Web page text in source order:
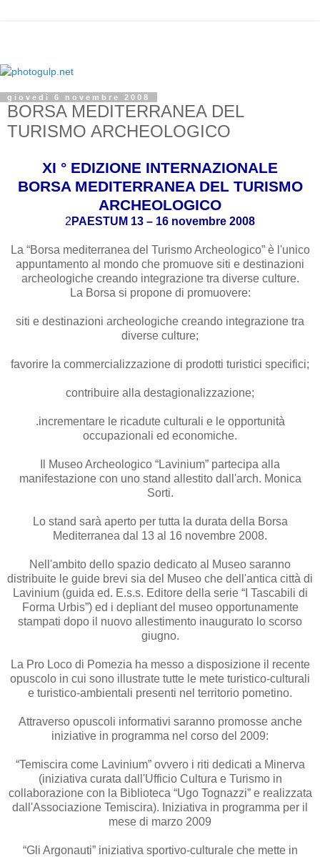
giovedì 6 novembre 2008
BORSA MEDITERRANEA DEL
TURISMO ARCHEOLOGICO
XI ° EDIZIONE INTERNAZIONALE
BORSA MEDITERRANEA DEL TURISMO
ARCHEOLOGICO
2 PAESTUM 13 – 16 novembre 2008
La “Borsa mediterranea del Turismo Archeologico” è l'unico
appuntamento al mondo che promuove siti e destinazioni
archeologiche creando integrazione tra diverse culture.
La Borsa si propone di promuovere:
siti e destinazioni archeologiche creando integrazione tra
diverse culture;
favorire la commercializzazione di prodotti turistici specifici;
contribuire alla destagionalizzazione;
.incrementare le ricadute culturali e le opportunità
occupazionali ed economiche.
Il Museo Archeologico “Lavinium” partecipa alla
manifestazione con uno stand allestito dall'arch. Monica
Sorti.
Lo stand sarà aperto per tutta la durata della Borsa
Mediterranea dal 13 al 16 novembre 2008.
Nell'ambito dello spazio dedicato al Museo saranno
distribuite le guide brevi sia del Museo che dell'antica città di
Lavinium (guida ed. E.s.s. Editore della serie “I Tascabili di
Forma Urbis”) ed i depliant del museo opportunamente
stampati dopo il nuovo allestimento inaugurato lo scorso
giugno.
La Pro Loco di Pomezia ha messo a disposizione il recente
opuscolo in cui sono illustrate tutte le mete turistico-culturali
e turistico-ambientali presenti nel territorio pometino.
Attraverso opuscoli informativi saranno promosse anche
iniziative in programma nel corso del 2009:
“Temiscira come Lavinium” ovvero i riti dedicati a Minerva
(iniziativa curata dall'Ufficio Cultura e Turismo in
collaborazione con la Biblioteca “Ugo Tognazzi” e realizzata
dall'Associazione Temiscira). Iniziativa in programma per il
mese di marzo 2009
“Gli Argonauti” iniziativa sportivo-culturale che mette in